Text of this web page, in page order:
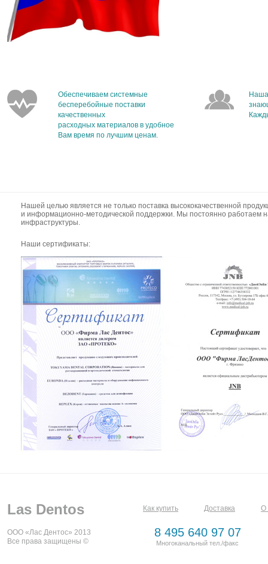
Обеспечиваем системные
бесперебойные поставки
качественных
расходных материалов в удобное
Вам время по лучшим ценам.
Нашей целью является не только поставка высококачественной
и информационно-методической поддержки. Мы постоянно работаем
инфраструктуры.
Наши сертификаты:
Las Dentos Как купить Доставка О
ООО «Лас Дентос» 2013
Все права защищены ©
8 495 640 97 07
Многоканальный тел./факс